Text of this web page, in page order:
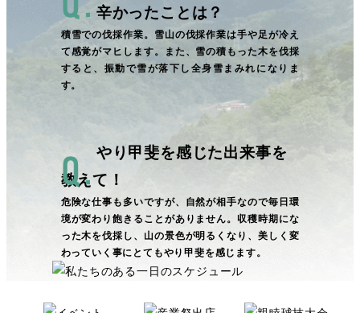
辛かったことは？
積雪での伐採作業。雪山の伐採作業は手や足が冷え
て感覚がマヒします。また、雪の積もった木を伐採
すると、振動で雪が落下し全身雪まみれになりま
す。
やり甲斐を感じた出来事を
教えて！
危険な仕事も多いですが、自然が相手なので毎日環
境が変わり飽きることがありません。収穫時期にな
った木を伐採し、山の景色が明るくなり、美しく変
わっていく事にとてもやり甲斐を感じます。